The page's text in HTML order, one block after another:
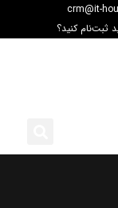
crm@it-
کنید؟